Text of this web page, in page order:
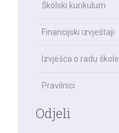
Školski kurikulum
Financijski izvještaji
Izvješća o radu škole
Pravilnici
Odjeli